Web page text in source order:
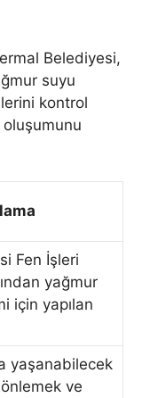
Belediyesi,
suyu
kontrol
Fen İşleri
yağmur
için yapılan
yaşanabilecek
ve